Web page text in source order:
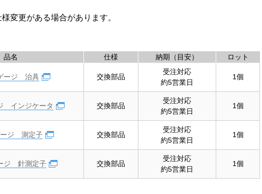
変更がある場合があります。
品名 仕様 納期（目安） ロット
ージ 治具 交換部品
受注対応
約5営業日
1個
インジケータ 交換部品
受注対応
約5営業日
1個
ージ 測定子 交換部品
受注対応
約5営業日
1個
ジ 針測定子 交換部品
受注対応
約5営業日
1個